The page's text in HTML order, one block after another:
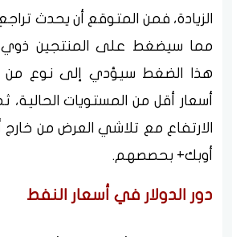
الزيادة، فمن المتوقع أن يحدث
مما سيضغط على المنتجين ذوي
هذا الضغط سيؤدي إلى نوع من
أسعار أقل من المستويات الحالية،
الارتفاع مع تلاشي العرض من خارج
أوبك+ بحصصهم.
دور الدولار في أسعار النفط